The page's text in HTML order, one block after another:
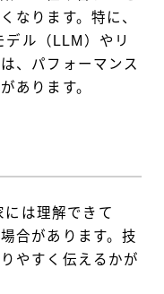
なります。特に、
ル（LLM）やリ
、パフォーマンス
あります。
は理解できて
合があります。技
やすく伝えるかが